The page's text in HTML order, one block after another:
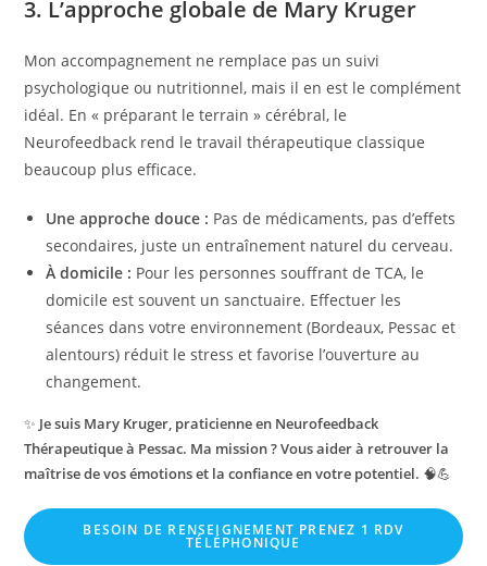
3. L’approche globale de Mary Kruger
Mon accompagnement ne remplace pas un suivi
psychologique ou nutritionnel, mais il en est le complément
idéal. En « préparant le terrain » cérébral, le
Neurofeedback rend le travail thérapeutique classique
beaucoup plus efficace.
Une approche douce : Pas de médicaments, pas d’effets
secondaires, juste un entraînement naturel du cerveau.
À domicile : Pour les personnes souffrant de TCA, le
domicile est souvent un sanctuaire. Effectuer les
séances dans votre environnement (Bordeaux, Pessac et
alentours) réduit le stress et favorise l’ouverture au
changement.
✨ Je suis Mary Kruger, praticienne en Neurofeedback
Thérapeutique à Pessac. Ma mission ? Vous aider à retrouver la
maîtrise de vos émotions et la confiance en votre potentiel. 🧠💪
BESOIN DE RENSEIGNEMENT PRENEZ 1 RDV
TÉLÉPHONIQUE